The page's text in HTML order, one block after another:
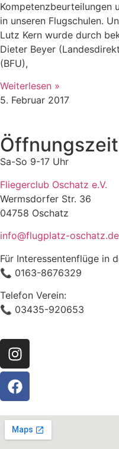
Kompetenzbeurteilungen
in unseren Flugschulen.
Lutz Kern wurde durch
Dieter Beyer
(BFU),
Weiterlesen »
5. Februar 2017
Sa-So 9-17 Uhr
Fliegerclub Oschatz e.V.
Wermsdorfer Str. 36
04758 Oschatz
info@flugplatz-oschatz.de
Für Interessentenflüge in
📞 0163-8676329
Telefon Verein:
📞 03435-920653